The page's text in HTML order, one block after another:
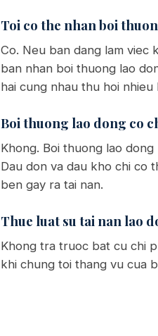
Toi co the nhan boi
Co. Neu ban dang lam viec
ban nhan boi thuong lao
hai cung nhau thu hoi
Boi thuong lao dong co
Khong. Boi thuong lao
Dau don va dau kho chi co
ben gay ra tai nan.
Thue luat su tai nan lao
Khong tra truoc bat cu chi
khi chung toi thang vu cua